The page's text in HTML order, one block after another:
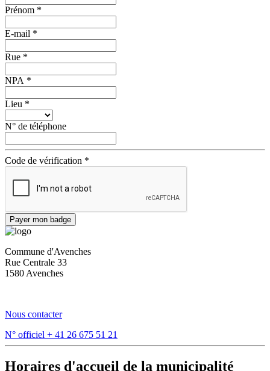
Prénom *
E-mail *
Rue *
NPA *
Lieu *
N° de téléphone
Code de vérification *
Payer mon badge
Commune d'Avenches
Rue Centrale 33
1580 Avenches
Nous contacter
N° officiel + 41 26 675 51 21
Horaires d'accueil de la municipalité